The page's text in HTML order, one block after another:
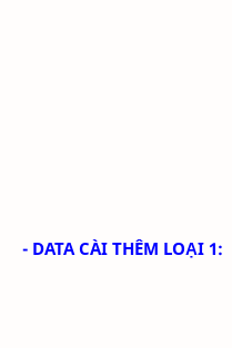
- DATA CÀI THÊM LOẠI 1: